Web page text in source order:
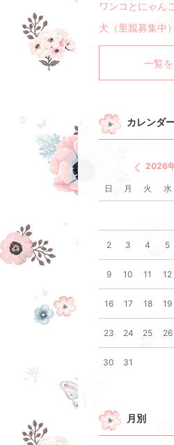
ワンコとにゃん
犬（里親募集中
一覧
カレンダ
2026
日 月 火 水
2 3 4 5
9 10 11 12
16 17 18 19
23 24 25 26
30 31
月別